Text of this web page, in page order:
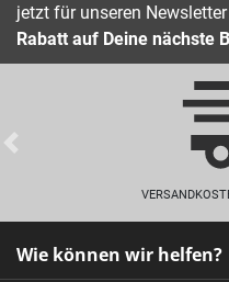
jetzt für unseren
Rabatt auf Deine nächste
Previous
Wie können wir helfen?